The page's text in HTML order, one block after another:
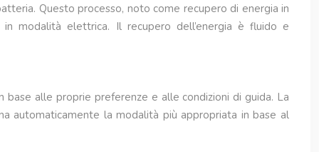
Questo processo, noto come recupero di energia in
modalità elettrica. Il recupero dell’energia è fluido e
base alle proprie preferenze e alle condizioni di guida. La
automaticamente la modalità più appropriata in base al